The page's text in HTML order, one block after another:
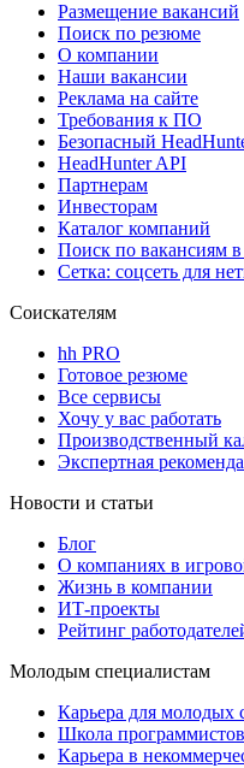
Размещение вакансий
Поиск по резюме
О компании
Наши вакансии
Реклама на сайте
Требования к ПО
Безопасный
HeadHunter API
Партнерам
Инвесторам
Каталог компаний
Поиск по вакансиям
Сетка: соцсеть для
Соискателям
hh PRO
Готовое резюме
Все сервисы
Хочу у вас работать
Производственный
Экспертная
Новости и статьи
Блог
О компаниях в
Жизнь в компании
ИТ-проекты
Рейтинг
Молодым специалистам
Карьера для молодых
Школа программистов
Карьера в